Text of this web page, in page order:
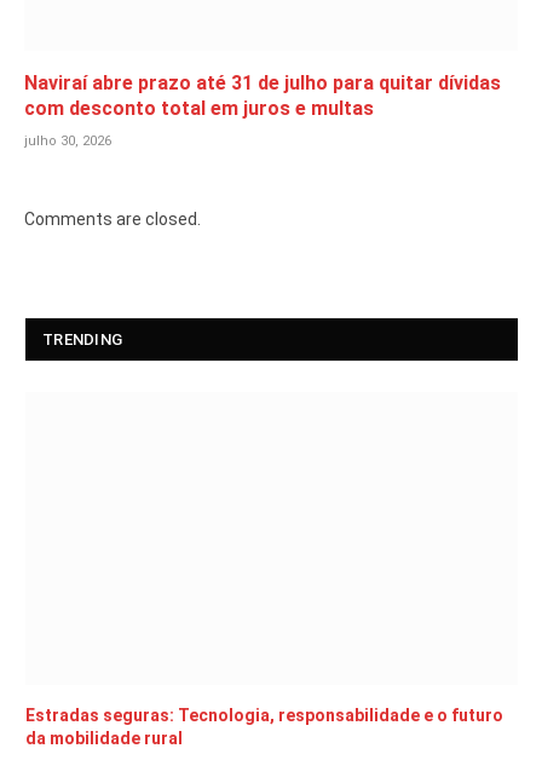
Naviraí abre prazo até 31 de julho para quitar dívidas
com desconto total em juros e multas
julho 30, 2026
Comments are closed.
TRENDING
Estradas seguras: Tecnologia, responsabilidade e o futuro
da mobilidade rural